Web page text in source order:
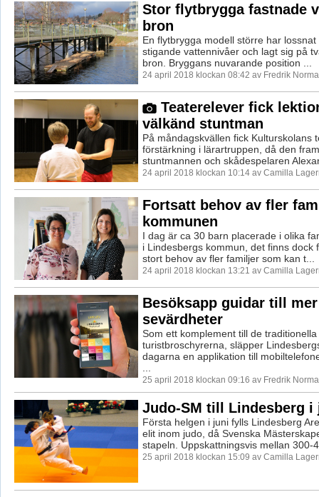
Stor flytbrygga fastnade
bron
En flytbrygga modell större har
stigande vattennivåer och lagt sig på
bron. Bryggans nuvarande position ...
24 april 2018 klockan 08:42 av Fredrik
Teaterelever fick
välkänd stuntman
På måndagskvällen fick Kulturskolans
förstärkning i lärartruppen, då den
stuntmannen och skådespelaren
24 april 2018 klockan 10:14 av Camilla
Fortsatt behov av fler
kommunen
I dag är ca 30 barn placerade i olika
i Lindesbergs kommun, det finns dock
stort behov av fler familjer som kan t...
24 april 2018 klockan 13:21 av Camilla
Besöksapp guidar till
sevärdheter
Som ett komplement till de traditionella
turistbroschyrerna, släpper
dagarna en applikation till
...
25 april 2018 klockan 09:16 av Fredrik
Judo-SM till Lindesberg i
Första helgen i juni fylls Lindesberg
elit inom judo, då Svenska
stapeln. Uppskattningsvis mellan 300-
25 april 2018 klockan 15:09 av Camilla